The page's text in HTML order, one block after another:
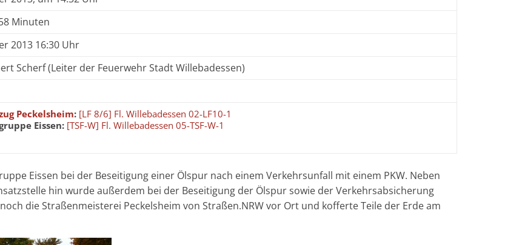
Minuten
2013 16:30 Uhr
Scherf (Leiter der Feuerwehr Stadt Willebadessen)
Peckelsheim: [LF 8/6] Fl. Willebadessen 02-LF10-1
Eissen: [TSF-W] Fl. Willebadessen 05-TSF-W-1
Eissen bei der Beseitigung einer Ölspur nach einem Verkehrsunfall mit einem PKW. Neben
hin wurde außerdem bei der Beseitigung der Ölspur sowie der Verkehrsabsicherung
die Straßenmeisterei Peckelsheim von Straßen.NRW vor Ort und kofferte Teile der Erde am